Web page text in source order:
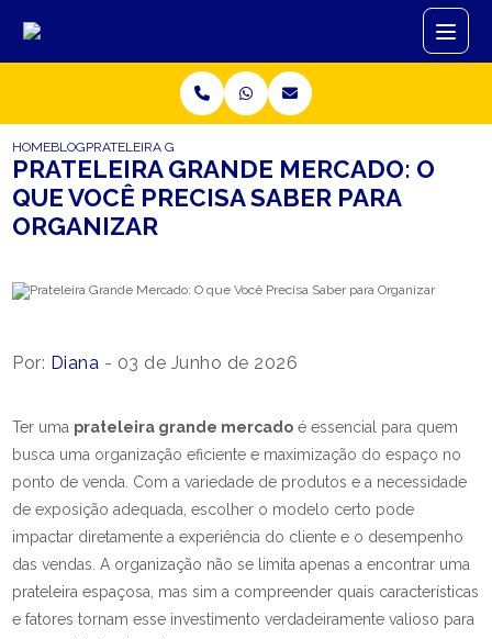
HOMEBLOGPRATELEIRA GRANDE MERCADO: O QUE VOCÊ PRECISA SABER
PRATELEIRA GRANDE MERCADO: O
QUE VOCÊ PRECISA SABER PARA
ORGANIZAR
Por: Diana - 03 de Junho de 2026
Ter uma prateleira grande mercado é essencial para quem
busca uma organização eficiente e maximização do espaço no
ponto de venda. Com a variedade de produtos e a necessidade
de exposição adequada, escolher o modelo certo pode
impactar diretamente a experiência do cliente e o desempenho
das vendas. A organização não se limita apenas a encontrar uma
prateleira espaçosa, mas sim a compreender quais características
e fatores tornam esse investimento verdadeiramente valioso para